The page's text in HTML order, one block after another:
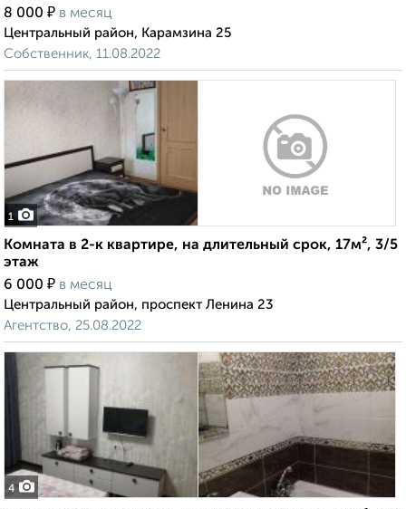
8 000 ₽ в месяц
Центральный район, Карамзина 25
Собственник, 11.08.2022
1
Комната в 2-к квартире, на длительный срок, 17м², 3/5
этаж
6 000 ₽ в месяц
Центральный район, проспект Ленина 23
Агентство, 25.08.2022
4